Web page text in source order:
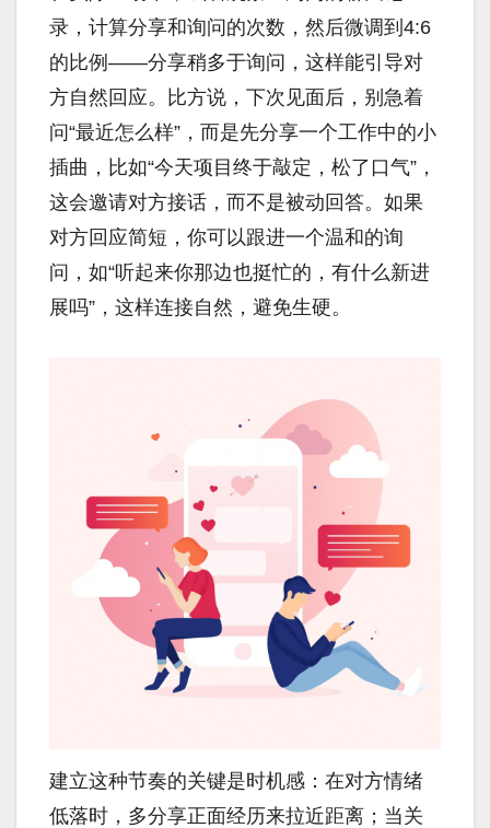
录，计算分享和询问的次数，然后微调到4:6
的比例——分享稍多于询问，这样能引导对
方自然回应。比方说，下次见面后，别急着
问“最近怎么样”，而是先分享一个工作中的小
插曲，比如“今天项目终于敲定，松了口气”，
这会邀请对方接话，而不是被动回答。如果
对方回应简短，你可以跟进一个温和的询
问，如“听起来你那边也挺忙的，有什么新进
展吗”，这样连接自然，避免生硬。
建立这种节奏的关键是时机感：在对方情绪
低落时，多分享正面经历来拉近距离；当关